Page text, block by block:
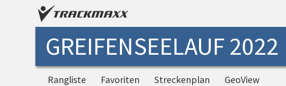
GREIFENSEELAUF 2022
Rangliste Favoriten Streckenplan GeoView